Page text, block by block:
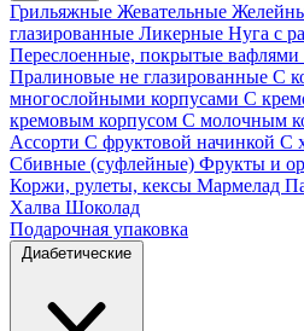
Грильяжные Жевательные
глазированные Ликерные Нуга с
Переслоенные, покрытые вафлями
Пралиновые не глазированные С
многослойными корпусами С
кремовым корпусом С молочным
Ассорти С фруктовой начинкой С
Сбивные (суфлейные) Фрукты и
Коржи, рулеты, кексы Мармелад
Халва Шоколад
Подарочная упаковка
Диабетические